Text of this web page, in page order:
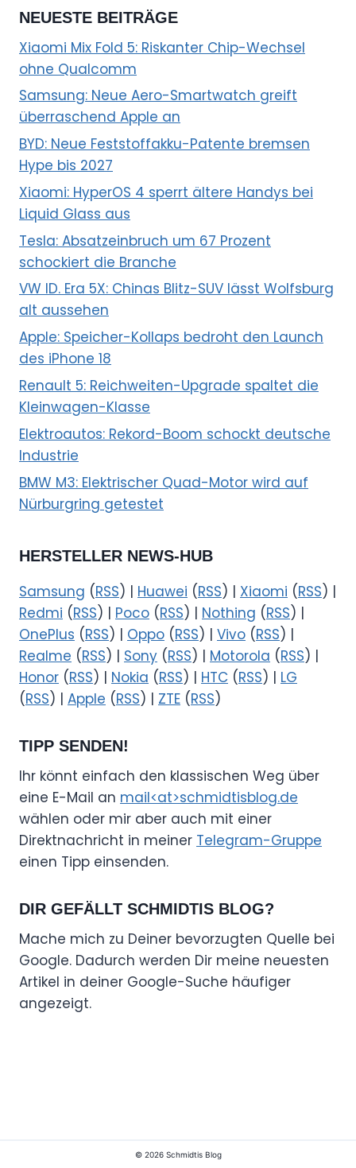
NEUESTE BEITRÄGE
Xiaomi Mix Fold 5: Riskanter Chip-Wechsel
ohne Qualcomm
Samsung: Neue Aero-Smartwatch greift
überraschend Apple an
BYD: Neue Feststoffakku-Patente bremsen
Hype bis 2027
Xiaomi: HyperOS 4 sperrt ältere Handys bei
Liquid Glass aus
Tesla: Absatzeinbruch um 67 Prozent
schockiert die Branche
VW ID. Era 5X: Chinas Blitz-SUV lässt Wolfsburg
alt aussehen
Apple: Speicher-Kollaps bedroht den Launch
des iPhone 18
Renault 5: Reichweiten-Upgrade spaltet die
Kleinwagen-Klasse
Elektroautos: Rekord-Boom schockt deutsche
Industrie
BMW M3: Elektrischer Quad-Motor wird auf
Nürburgring getestet
HERSTELLER NEWS-HUB
Samsung (RSS) | Huawei (RSS) | Xiaomi (RSS) |
Redmi (RSS) | Poco (RSS) | Nothing (RSS) |
OnePlus (RSS) | Oppo (RSS) | Vivo (RSS) |
Realme (RSS) | Sony (RSS) | Motorola (RSS) |
Honor (RSS) | Nokia (RSS) | HTC (RSS) | LG
(RSS) | Apple (RSS) | ZTE (RSS)
TIPP SENDEN!
Ihr könnt einfach den klassischen Weg über
eine E-Mail an mail<at>schmidtisblog.de
wählen oder mir aber auch mit einer
Direktnachricht in meiner Telegram-Gruppe
einen Tipp einsenden.
DIR GEFÄLLT SCHMIDTIS BLOG?
Mache mich zu Deiner bevorzugten Quelle bei
Google. Dadurch werden Dir meine neuesten
Artikel in deiner Google-Suche häufiger
angezeigt.
© 2026 Schmidtis Blog